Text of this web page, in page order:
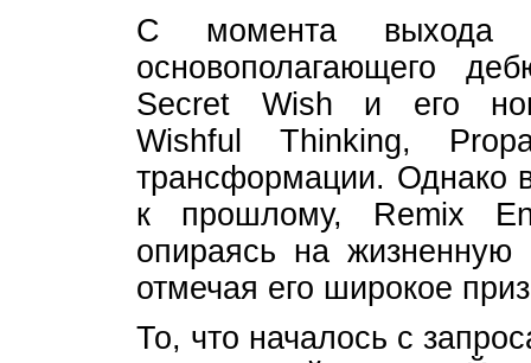
С момента выхода
основополагающего
Secret Wish и его
Wishful Thinking,
трансформации. Однако
к прошлому, Remix
опираясь на жизненную
отмечая его широкое
То, что началось с